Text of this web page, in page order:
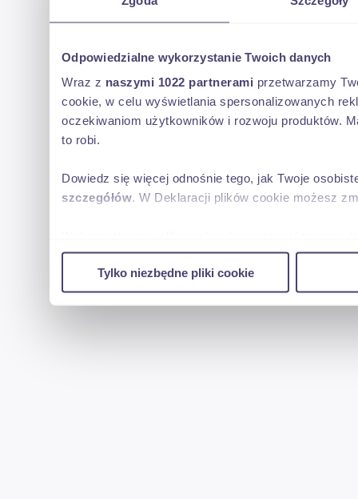
Odpowiedzialne wykorzystanie Twoich danych
Wraz z naszymi 1022 partnerami przetwarzamy
cookie, w celu wyświetlania spersonalizowanych
oczekiwaniom użytkowników i rozwoju produktów.
to robi.
Dowiedz się więcej odnośnie tego, jak Twoje
szczegółów. W Deklaracji plików cookie możesz
w naszej witrynie. Informacje o tym, jak korzystasz
reklamowym i analitycznym. Partnerzy mogą
uzyskanymi podczas korzystania z ich usług.
Tylko niezbędne pliki cookie